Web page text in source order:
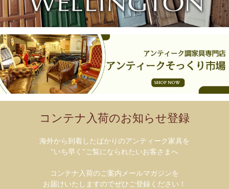
コンテナ入荷のお知らせ登録
海外から到着したばかりのアンティーク家具を
”いち早く”ご覧になられたいお客さまへ
コンテナ入荷のご案内メールマガジンを
お届けいたしますのでぜひご登録ください！